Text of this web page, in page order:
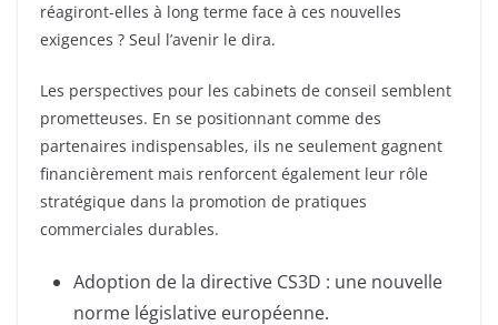
réagiront-elles à long terme face à ces nouvelles
exigences ? Seul l’avenir le dira.
Les perspectives pour les cabinets de conseil semblent
prometteuses. En se positionnant comme des
partenaires indispensables, ils ne seulement gagnent
financièrement mais renforcent également leur rôle
stratégique dans la promotion de pratiques
commerciales durables.
Adoption de la directive CS3D : une nouvelle
norme législative européenne.